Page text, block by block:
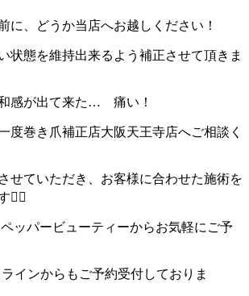
に、どうか当店へお越しください！
状態を維持出来るよう補正させて頂きま
感が出て来た… 痛い！
度巻き爪補正店大阪天王寺店へご相談く
せていただき、お客様に合わせた施術を
💁‍♀️
ペッパービューティーからお気軽にご予
ラインからもご予約受付しておりま